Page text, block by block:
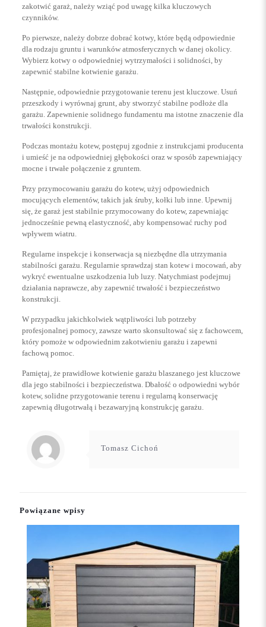
zakotwić garaż, należy wziąć pod uwagę kilka kluczowych
czynników.
Po pierwsze, należy dobrze dobrać kotwy, które będą odpowiednie
dla rodzaju gruntu i warunków atmosferycznych w danej okolicy.
Wybierz kotwy o odpowiedniej wytrzymałości i solidności, by
zapewnić stabilne kotwienie garażu.
Następnie, odpowiednie przygotowanie terenu jest kluczowe. Usuń
przeszkody i wyrównaj grunt, aby stworzyć stabilne podłoże dla
garażu. Zapewnienie solidnego fundamentu ma istotne znaczenie dla
trwałości konstrukcji.
Podczas montażu kotew, postępuj zgodnie z instrukcjami producenta
i umieść je na odpowiedniej głębokości oraz w sposób zapewniający
mocne i trwałe połączenie z gruntem.
Przy przymocowaniu garażu do kotew, użyj odpowiednich
mocujących elementów, takich jak śruby, kołki lub inne. Upewnij
się, że garaż jest stabilnie przymocowany do kotew, zapewniając
jednocześnie pewną elastyczność, aby kompensować ruchy pod
wpływem wiatru.
Regularne inspekcje i konserwacja są niezbędne dla utrzymania
stabilności garażu. Regularnie sprawdzaj stan kotew i mocowań, aby
wykryć ewentualne uszkodzenia lub luzy. Natychmiast podejmuj
działania naprawcze, aby zapewnić trwałość i bezpieczeństwo
konstrukcji.
W przypadku jakichkolwiek wątpliwości lub potrzeby
profesjonalnej pomocy, zawsze warto skonsultować się z fachowcem,
który pomoże w odpowiednim zakotwieniu garażu i zapewni
fachową pomoc.
Pamiętaj, że prawidłowe kotwienie garażu blaszanego jest kluczowe
dla jego stabilności i bezpieczeństwa. Dbałość o odpowiedni wybór
kotew, solidne przygotowanie terenu i regularną konserwację
zapewnią długotrwałą i bezawaryjną konstrukcję garażu.
Tomasz Cichoń
Powiązane wpisy